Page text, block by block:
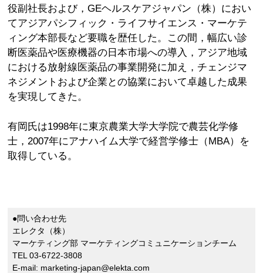
役副社長および，GEヘルスケアジャパン（株）におい
てアジアパシフィック・ライフサイエンス・マーケテ
ィング本部長など要職を歴任した。この間，幅広い診
断医薬品や医療機器の日本市場への導入，アジア地域
における放射線医薬品の事業開発に加え，チェンジマ
ネジメントおよび企業との協業において卓越した成果
を実現してきた。
有岡氏は1998年に東京農業大学大学院で農芸化学修
士，2007年にアナハイム大学で経営学修士（MBA）を
取得している。
●問い合わせ先
エレクタ（株）
マーケティング部 マーケティングコミュニケーションチーム
TEL 03-6722-3808
E-mail: marketing-japan@elekta.com